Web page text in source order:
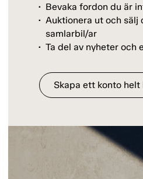
Bevaka fordon du är
Auktionera ut och sälj
samlarbil/ar
Ta del av nyheter och
Skapa ett konto